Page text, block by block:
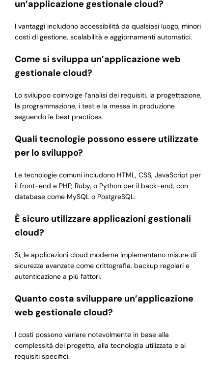
un’applicazione gestionale cloud?
I vantaggi includono accessibilità da qualsiasi luogo, minori
costi di gestione, scalabilità e aggiornamenti automatici.
Come si sviluppa un’applicazione web
gestionale cloud?
Lo sviluppo coinvolge l’analisi dei requisiti, la progettazione,
la programmazione, i test e la messa in produzione
seguendo le best practices.
Quali tecnologie possono essere utilizzate
per lo sviluppo?
Le tecnologie comuni includono HTML, CSS, JavaScript per
il front-end e PHP, Ruby, o Python per il back-end, con
database come MySQL o PostgreSQL.
È sicuro utilizzare applicazioni gestionali
cloud?
Sì, le applicazioni cloud moderne implementano misure di
sicurezza avanzate come crittografia, backup regolari e
autenticazione a più fattori.
Quanto costa sviluppare un’applicazione
web gestionale cloud?
I costi possono variare notevolmente in base alla
complessità del progetto, alla tecnologia utilizzata e ai
requisiti specifici.